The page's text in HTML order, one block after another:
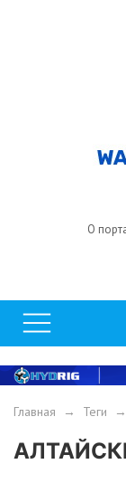
О
Главная → Теги →